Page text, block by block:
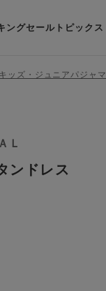
ングセールトピックス
キッズ・ジュニアパジャマ
Ｌ
ンドレス